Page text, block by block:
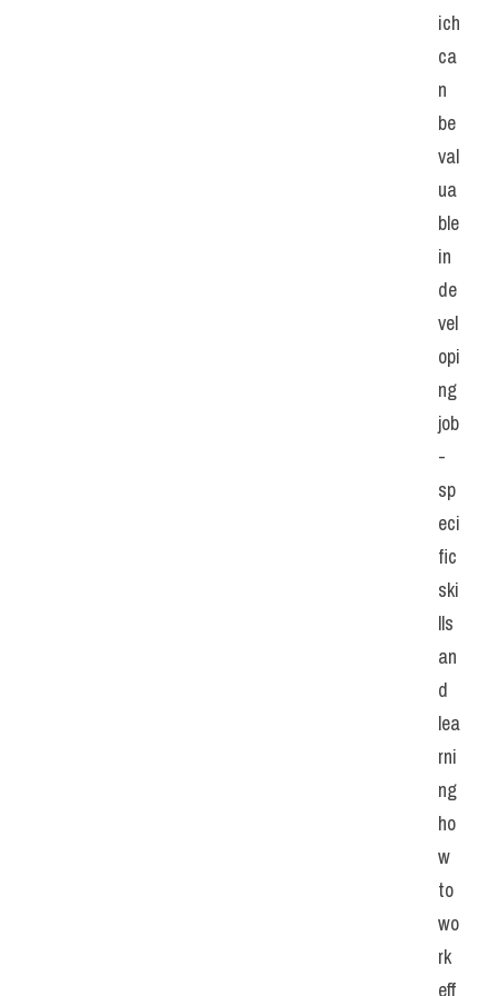
ich
ca
n
be
val
ua
ble
in
de
vel
opi
ng
job
-
sp
eci
fic
ski
lls
an
d
lea
rni
ng
ho
w
to
wo
rk
eff